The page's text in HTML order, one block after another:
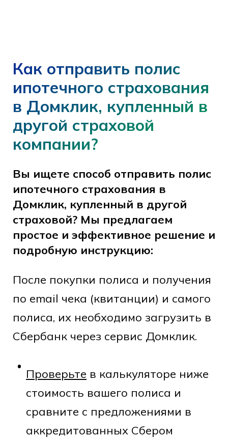
Как отправить полис
ипотечного страхования
в Домклик, купленный в
другой страховой
компании?
Вы ищете способ отправить полис
ипотечного страхования в
Домклик, купленный в другой
страховой? Мы предлагаем
простое и эффективное решение и
подробную инструкцию:
После покупки полиса и получения
по email чека (квитанции) и самого
полиса, их необходимо загрузить в
Сбербанк через сервис Домклик.
Проверьте в калькуляторе ниже
стоимость вашего полиса и
сравните с предложениями в
аккредитованных Сбером